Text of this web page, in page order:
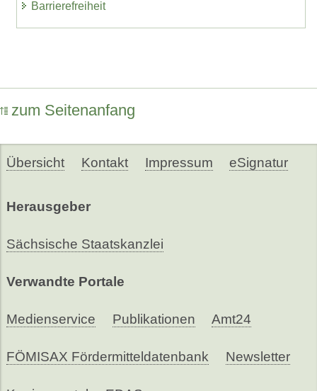
Barrierefreiheit
zum Seitenanfang
Übersicht Kontakt Impressum eSignatur
Herausgeber
Sächsische Staatskanzlei
Verwandte Portale
Medienservice Publikationen Amt24
FÖMISAX Fördermitteldatenbank Newsletter